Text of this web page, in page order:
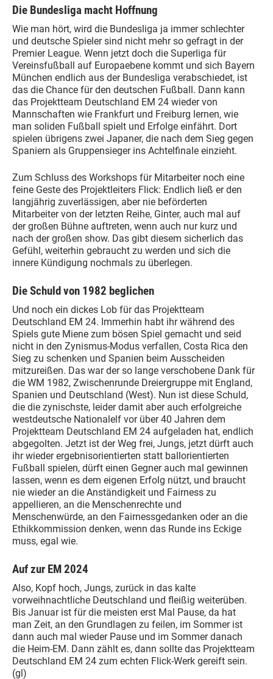
Die Bundesliga macht Hoffnung
Wie man hört, wird die Bundesliga ja immer schlechter
und deutsche Spieler sind nicht mehr so gefragt in der
Premier League. Wenn jetzt doch die Superliga für
Vereinsfußball auf Europaebene kommt und sich Bayern
München endlich aus der Bundesliga verabschiedet, ist
das die Chance für den deutschen Fußball. Dann kann
das Projektteam Deutschland EM 24 wieder von
Mannschaften wie Frankfurt und Freiburg lernen, wie
man soliden Fußball spielt und Erfolge einfährt. Dort
spielen übrigens zwei Japaner, die nach dem Sieg gegen
Spaniern als Gruppensieger ins Achtelfinale einzieht.
Zum Schluss des Workshops für Mitarbeiter noch eine
feine Geste des Projektleiters Flick: Endlich ließ er den
langjährig zuverlässigen, aber nie beförderten
Mitarbeiter von der letzten Reihe, Ginter, auch mal auf
der großen Bühne auftreten, wenn auch nur kurz und
nach der großen show. Das gibt diesem sicherlich das
Gefühl, weiterhin gebraucht zu werden und sich die
innere Kündigung nochmals zu überlegen.
Die Schuld von 1982 beglichen
Und noch ein dickes Lob für das Projektteam
Deutschland EM 24. Immerhin habt ihr während des
Spiels gute Miene zum bösen Spiel gemacht und seid
nicht in den Zynismus-Modus verfallen, Costa Rica den
Sieg zu schenken und Spanien beim Ausscheiden
mitzureißen. Das war der so lange verschobene Dank für
die WM 1982, Zwischenrunde Dreiergruppe mit England,
Spanien und Deutschland (West). Nun ist diese Schuld,
die die zynischste, leider damit aber auch erfolgreiche
westdeutsche Nationalelf vor über 40 Jahren dem
Projektteam Deutschland EM 24 aufgeladen hat, endlich
abgegolten. Jetzt ist der Weg frei, Jungs, jetzt dürft auch
ihr wieder ergebnisorientierten statt ballorientierten
Fußball spielen, dürft einen Gegner auch mal gewinnen
lassen, wenn es dem eigenen Erfolg nützt, und braucht
nie wieder an die Anständigkeit und Fairness zu
appellieren, an die Menschenrechte und
Menschenwürde, an den Fairnessgedanken oder an die
Ethikkommission denken, wenn das Runde ins Eckige
muss, egal wie.
Auf zur EM 2024
Also, Kopf hoch, Jungs, zurück in das kalte
vorweihnachtliche Deutschland und fleißig weiterüben.
Bis Januar ist für die meisten erst Mal Pause, da hat
man Zeit, an den Grundlagen zu feilen, im Sommer ist
dann auch mal wieder Pause und im Sommer danach
die Heim-EM. Dann zählt es, dann sollte das Projektteam
Deutschland EM 24 zum echten Flick-Werk gereift sein.
(gl)